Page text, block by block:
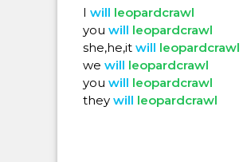
I will leopardcrawl
you will leopardcrawl
she,he,it will leopardcrawl
we will leopardcrawl
you will leopardcrawl
they will leopardcrawl